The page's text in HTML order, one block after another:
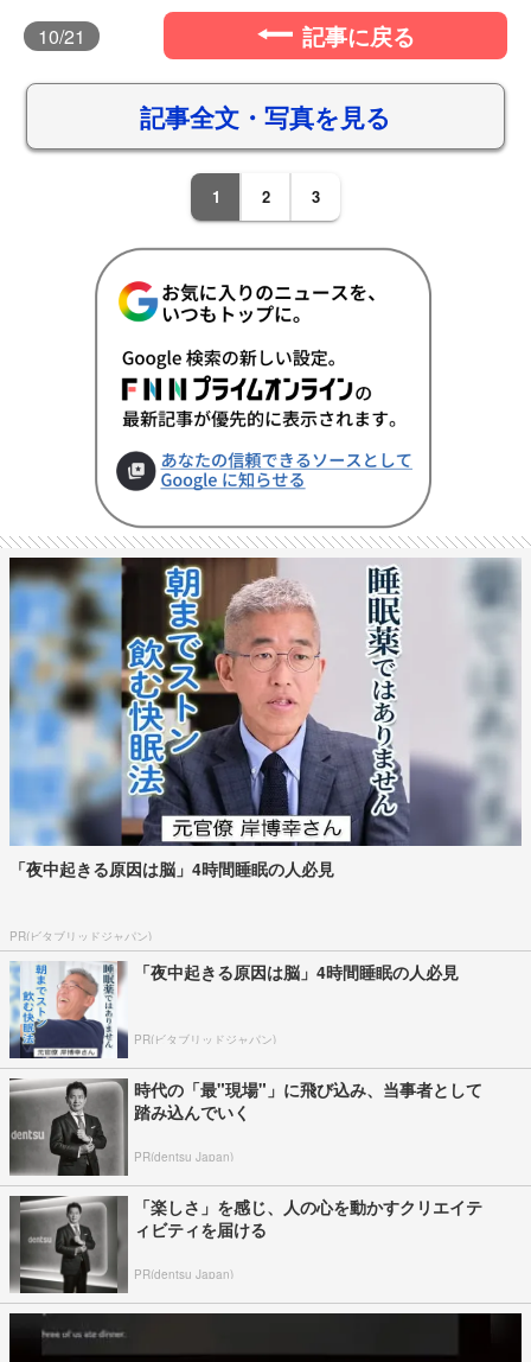
10/21 記事に戻る
記事全文・写真を見る
1 2 3
「夜中起きる原因は脳」4時間睡眠の人必見
PR(ビタブリッドジャパン)
「夜中起きる原因は脳」4時間睡眠の人必見
PR(ビタブリッドジャパン)
時代の「最"現場"」に飛び込み、当事者として
踏み込んでいく
PR(dentsu Japan)
「楽しさ」を感じ、人の心を動かすクリエイテ
ィビティを届ける
PR(dentsu Japan)